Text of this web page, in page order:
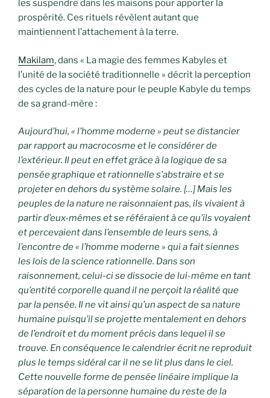
les suspendre dans les maisons pour apporter la
prospérité. Ces rituels révèlent autant que
maintiennent l’attachement à la terre.
Makilam, dans « La magie des femmes Kabyles et
l’unité de la société traditionnelle » décrit la perception
des cycles de la nature pour le peuple Kabyle du temps
de sa grand-mère :
Aujourd’hui, « l’homme moderne » peut se distancier
par rapport au macrocosme et le considérer de
l’extérieur. Il peut en effet grâce à la logique de sa
pensée graphique et rationnelle s’abstraire et se
projeter en dehors du système solaire. […] Mais les
peuples de la nature ne raisonnaient pas, ils vivaient à
partir d’eux-mêmes et se référaient à ce qu’ils voyaient
et percevaient dans l’ensemble de leurs sens, à
l’encontre de « l’homme moderne » qui a fait siennes
les lois de la science rationnelle. Dans son
raisonnement, celui-ci se dissocie de lui-même en tant
qu’entité corporelle quand il ne perçoit la réalité que
par la pensée. Il ne vit ainsi qu’un aspect de sa nature
humaine puisqu’il se projette mentalement en dehors
de l’endroit et du moment précis dans lequel il se
trouve. En conséquence le calendrier écrit ne reproduit
plus le temps sidéral car il ne se lit plus dans le ciel.
Cette nouvelle forme de pensée linéaire implique la
séparation de la personne humaine du reste de la